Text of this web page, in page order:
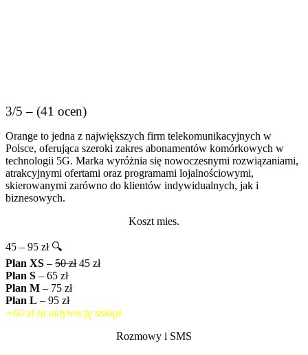
3/5 – (41 ocen)
Orange to jedna z największych firm telekomunikacyjnych w
Polsce, oferująca szeroki zakres abonamentów komórkowych w
technologii 5G. Marka wyróżnia się nowoczesnymi rozwiązaniami,
atrakcyjnymi ofertami oraz programami lojalnościowymi,
skierowanymi zarówno do klientów indywidualnych, jak i
biznesowych.
Koszt mies.
45 – 95 zł 🔍
Plan XS – 50 zł45 zł
Plan S – 65 zł
Plan M – 75 zł
Plan L – 95 zł
+60 zł za aktywację usługi
Rozmowy i SMS